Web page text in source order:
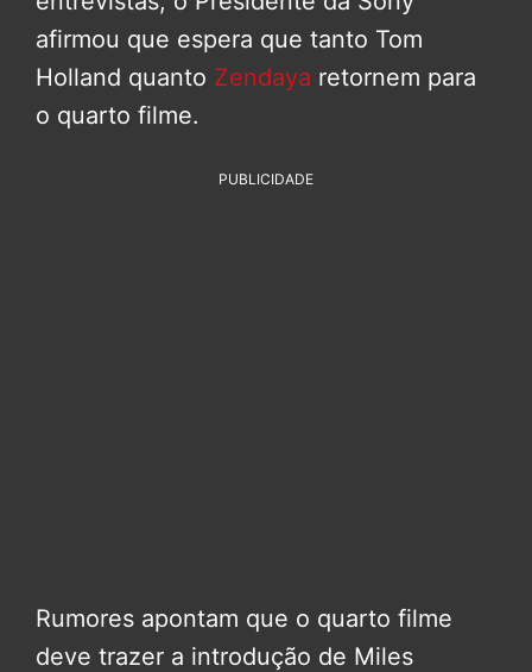
afirmou que espera que tanto Tom
Holland quanto Zendaya retornem para
o quarto filme.
PUBLICIDADE
Rumores apontam que o quarto filme
deve trazer a introdução de Miles